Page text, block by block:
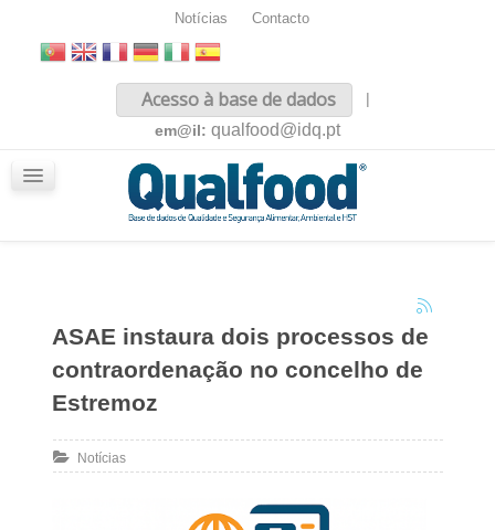
Notícias Contacto
Acesso à base de dados
|
em@il: qualfood@idq.pt
ASAE instaura dois processos de
contraordenação no concelho de
Estremoz
Notícias